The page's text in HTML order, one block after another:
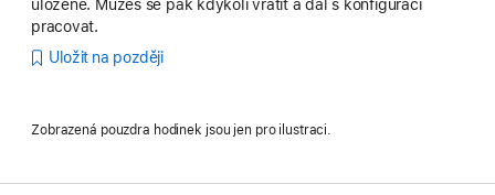
uložené. Můžeš se pak kdykoli vrátit a dál s konfigurací
pracovat.
Uložit na později
Zobrazená pouzdra hodinek jsou jen pro ilustraci.